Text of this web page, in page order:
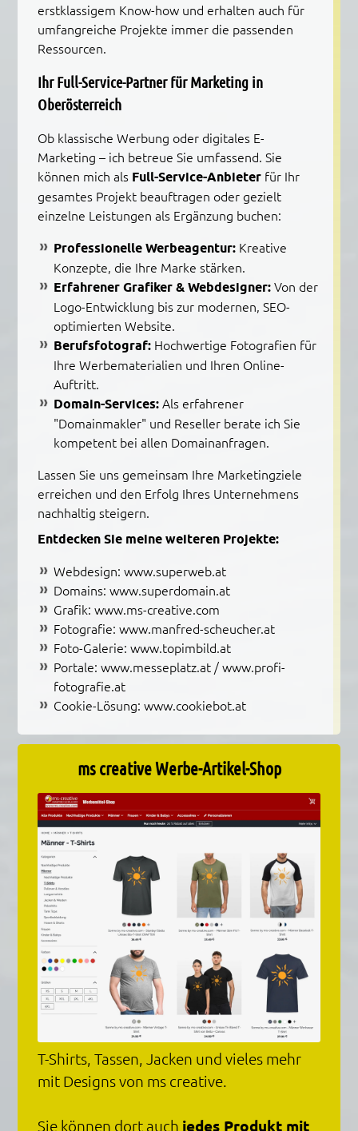
erstklassigem Know-how und erhalten auch für
umfangreiche Projekte immer die passenden
Ressourcen.
Ihr Full-Service-Partner für Marketing in
Oberösterreich
Ob klassische Werbung oder digitales E-
Marketing – ich betreue Sie umfassend. Sie
können mich als Full-Service-Anbieterfür Ihr
gesamtes Projekt beauftragen oder gezielt
einzelne Leistungen als Ergänzung buchen:
Professionelle Werbeagentur:Kreative
Konzepte, die Ihre Marke stärken.
Erfahrener Grafiker & Webdesigner:Von der
Logo-Entwicklung bis zur modernen, SEO-
optimierten Website.
Berufsfotograf:Hochwertige Fotografien für
Ihre Werbematerialien und Ihren Online-
Auftritt.
Domain-Services:Als erfahrener
"Domainmakler" und Reseller berate ich Sie
kompetent bei allen Domainanfragen.
Lassen Sie uns gemeinsam Ihre Marketingziele
erreichen und den Erfolg Ihres Unternehmens
nachhaltig steigern.
Entdecken Sie meine weiteren Projekte:
Webdesign: www.superweb.at
Domains: www.superdomain.at
Grafik: www.ms-creative.com
Fotografie: www.manfred-scheucher.at
Foto-Galerie: www.topimbild.at
Portale: www.messeplatz.at/ www.profi-
fotografie.at
Cookie-Lösung: www.cookiebot.at
ms creative Werbe-Artikel-Shop
T-Shirts, Tassen, Jacken und vieles mehr
mit Designs von ms creative.
Sie können dort auch jedes Produkt mit